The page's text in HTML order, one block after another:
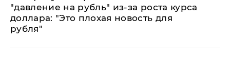
"давление на рубль" из-за роста курса
доллара: "Это плохая новость для
рубля"